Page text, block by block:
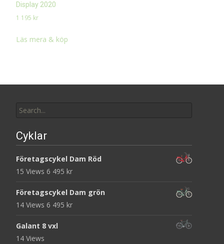
Display 2020
1 195 kr
Läs mera & köp
for:
Cyklar
Företagscykel Dam Röd
15 Views 6 495 kr
Företagscykel Dam grön
14 Views 6 495 kr
Galant 8 vxl
14 Views